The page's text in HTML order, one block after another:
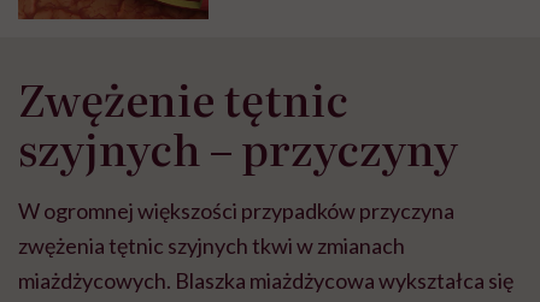
Zwężenie tętnic
szyjnych – przyczyny
W ogromnej większości przypadków przyczyna
zwężenia tętnic szyjnych tkwi w zmianach
miażdżycowych. Blaszka miażdżycowa wykształca się